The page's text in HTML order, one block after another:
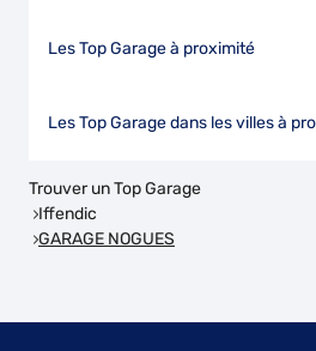
Les Top Garage à proximité
Les Top Garage dans les villes à
Trouver un Top Garage
Iffendic
GARAGE NOGUES